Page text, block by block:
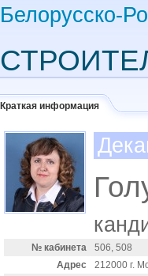
Белорусско-
Краткая информация
№ кабинета
506, 508
Адрес
212000 г.